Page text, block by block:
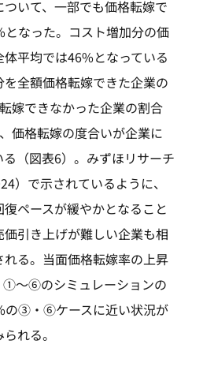
いて、一部でも価格転嫁で
なった。コスト増加分の価
平均では46%となっている
全額価格転嫁できた企業の
嫁できなかった企業の割合
価格転嫁の度合いが企業に
（図表6）。みずほリサーチ
）で示されているように、
ペースが緩やかとなること
引き上げが難しい企業も相
る。当面価格転嫁率の上昇
①～⑥のシミュレーションの
の③・⑥ケースに近い状況が
れる。